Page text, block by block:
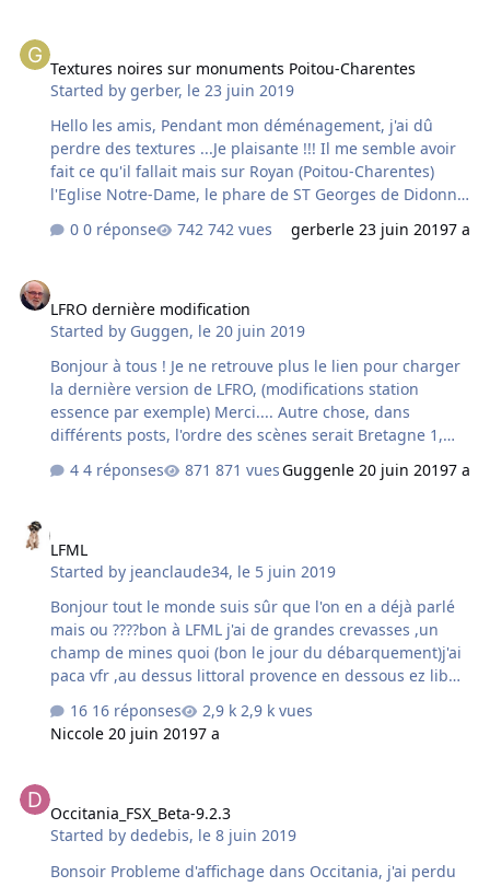
Textures noires sur monuments Poitou-Charentes
Started bygerber, le 23 juin 2019
Hello les amis, Pendant mon déménagement, j'ai dû
perdre des textures ...Je plaisante !!! Il me semble avoir
fait ce qu'il fallait mais sur Royan (Poitou-Charentes)
l'Eglise Notre-Dame, le phare de ST Georges de Didonne
etc... sont noirs. J'ai respecté les consignes demandées
dans Poitou_VFR_64b et aussi l'ordre de déclaration dans
0 réponse 742 vues gerberle 23 juin 20197 a
LFRO dernière modification
Started by Guggen, le 20 juin 2019
Bonjour à tous ! Je ne retrouve plus le lien pour charger
la dernière version de LFRO, (modifications station
essence par exemple) Merci.... Autre chose, dans
différents posts, l'ordre des scènes serait Bretagne 1,
basse Normandie, bretagne 2.... cet ordre est-il encore
valable ? Ne ralentit-il pas le chargement des 2 Bretagne
4 réponses 871 vuesGuggenle 20 juin 20197 a
LFML
Started by jeanclaude34, le 5 juin 2019
Bonjour tout le monde suis sûr que l'on en a déjà parlé
mais ou ????bon à LFML j'ai de grandes crevasses ,un
champ de mines quoi (bon le jour du débarquement)j'ai
paca vfr ,au dessus littoral provence en dessous ez lib
merci pour votre aide
16 réponses
2,9 k vues
Niccole 20 juin 20197 a
Occitania_FSX_Beta-9.2.3
Started bydedebis, le 8 juin 2019
Bonsoir Probleme d'affichage dans Occitania, j'ai perdu